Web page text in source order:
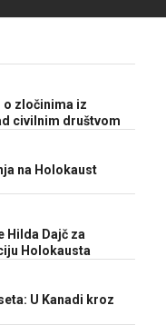
o zločinima iz
civilnim društvom
na Holokaust
Hilda Dajč za
Holokausta
U Kanadi kroz